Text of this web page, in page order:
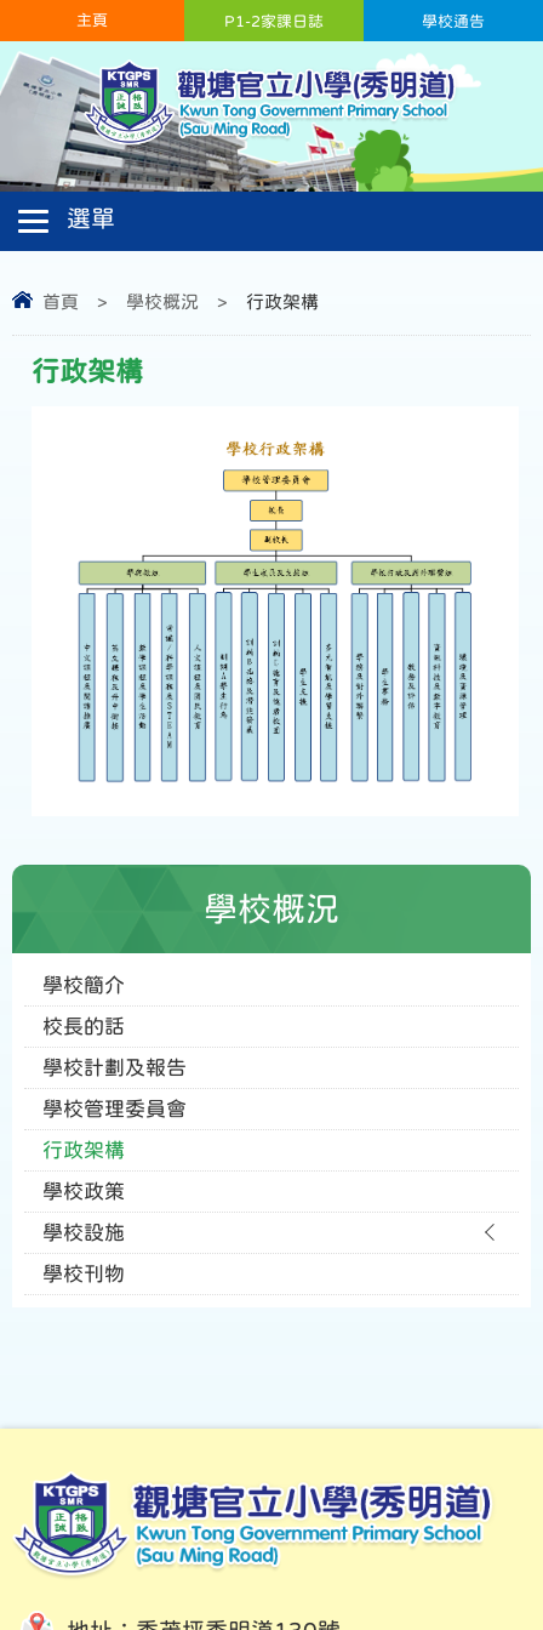
主頁 學校通告
P1-2家課日誌
首頁 > 學校概況 > 行政架構
行政架構
學校概況
學校簡介
校長的話
學校計劃及報告
學校管理委員會
行政架構
學校政策
學校設施
學校刊物